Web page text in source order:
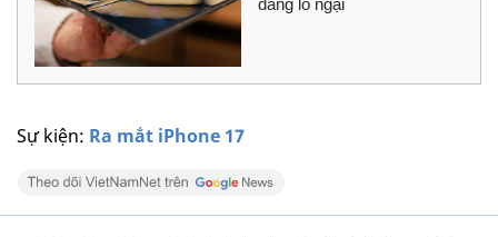
Sự kiện: Ra mắt iPhone 17
đáng lo ngại